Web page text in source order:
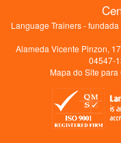
Language Trainers -
Alameda Vicente Pinzon,
04547-
Mapa do Site